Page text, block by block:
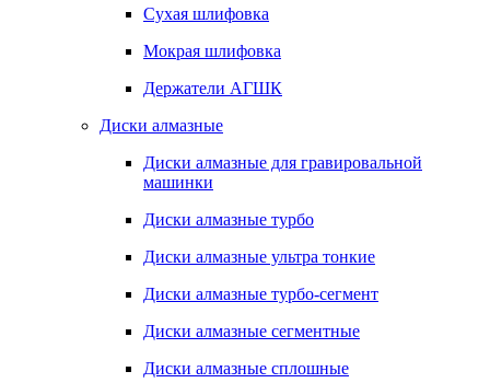
Сухая шлифовка
Мокрая шлифовка
Держатели АГШК
Диски алмазные
Диски алмазные для гравировальной
машинки
Диски алмазные турбо
Диски алмазные ультра тонкие
Диски алмазные турбо-сегмент
Диски алмазные сегментные
Диски алмазные сплошные